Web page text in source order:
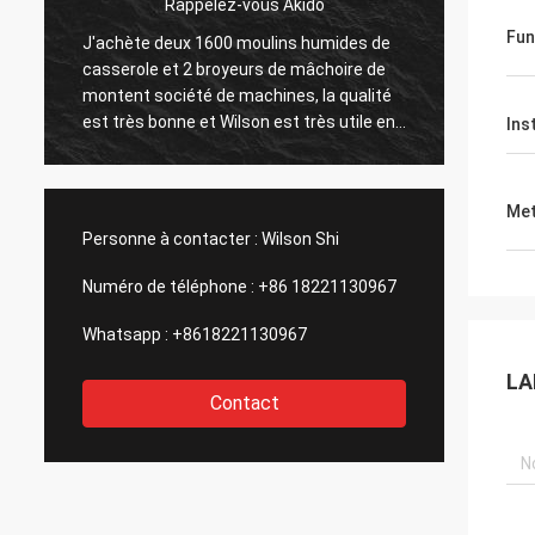
Rappelez-vous Akido
J'achète deux 1600 moulins humides de
casserole et 2 broyeurs de mâchoire de
montent société de machines, la qualité
est très bonne et Wilson est très utile en
m'aidant tout l'appui techinical. Nous
Montent
celle est
Personne à contacter : Wilson Shi
Numéro de téléphone : +86 18221130967
Whatsapp : +8618221130967
Contact